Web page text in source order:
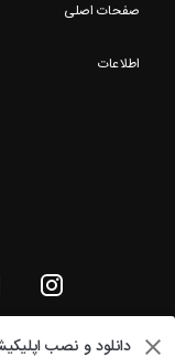
دانلود و نصب
صفحات اصلی
اطلاعات
تمامی